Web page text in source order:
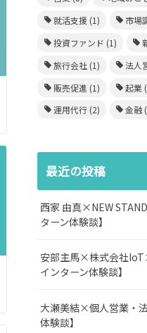
就活支援 (1) 市場
投資ファンド (1)
旅行会社(1) 法人
販売促進 (1) 起業
運用代行(2) 金融
最近の投稿
西家 由真×NEW
ターン体験談】
安部主馬×株式会社IoT
インターン体験談】
大瀬美結×個人営業・
体験談】